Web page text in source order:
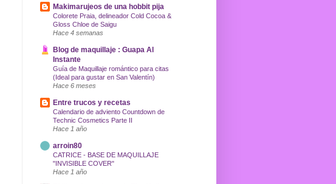
Makimarujeos de una hobbit pija
Colorete Praia, delineador Cold Cocoa &
Gloss Chloe de Saigu
Hace 4 semanas
Blog de maquillaje : Guapa Al
Instante
Guía de Maquillaje romántico para citas
(Ideal para gustar en San Valentín)
Hace 6 meses
Entre trucos y recetas
Calendario de adviento Countdown de
Technic Cosmetics Parte II
Hace 1 año
arroin80
CATRICE - BASE DE MAQUILLAJE
"INVISIBLE COVER"
Hace 1 año